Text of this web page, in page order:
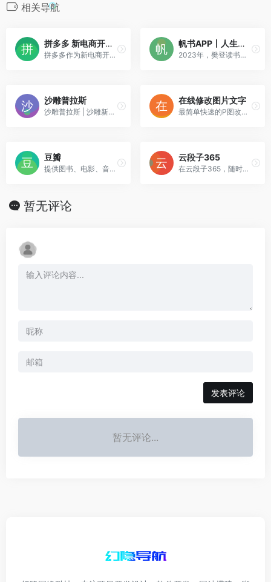
相关导航
拼多多 新电商开创者
拼多多作为新电商开创者，致力于将娱乐社交的元素融入电商运营中，通过“社交+电商”的模式，让更多的用户带着乐趣分享实惠，享受全新的共享式购物体验。
帆书APP丨人生如海，好书是帆
2023年，樊登读书品牌升级焕新，正式更名为“帆书”。帆书引领了“听书”的新阅读模式，通过精选好书与深入浅出的解读方式，为书友带来实用新知与智慧启发。此外，围绕
沙雕普拉斯
沙雕普拉斯 | 沙雕新闻 我们不生产段子，我们只是沙雕新闻的搬运工
在线修改图片文字
最简单快速的P图改字方式，轻松编辑/添加/删除图片中的文字,AI一键P图改字，无需学习P图技术，摆脱重型软件依赖。支持图片文字识别、图片添加水印、图片删除水印、
豆瓣
提供图书、电影、音乐唱片的推荐、评论和价格比较，以及城市独特的文化生活。
云段子365
在云段子365，随时发现搞笑热评内涵段子，力争做最好的段子大全网站和APP
暂无评论
发表评论
暂无评论...